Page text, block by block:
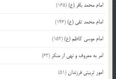
امام محمد باقر (ع)(165)
امام محمد تقی (ع)(146)
امام موسی کاظم (ع)(152)
امر به معروف و نهی از منکر (63)
امور تربیتی فرزندان(51)